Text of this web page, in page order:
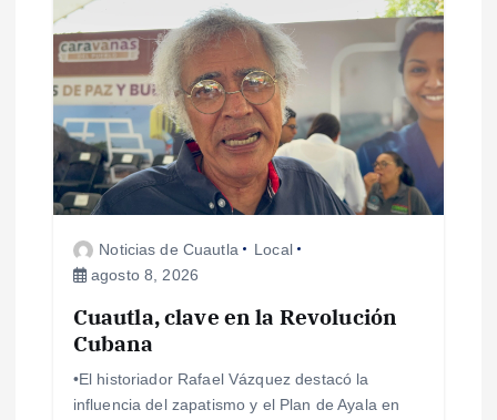
ó
n
d
Noticias de Cuautla
Local
agosto 8, 2026
Cuautla, clave en la Revolución
Cubana
•El historiador Rafael Vázquez destacó la
influencia del zapatismo y el Plan de Ayala en